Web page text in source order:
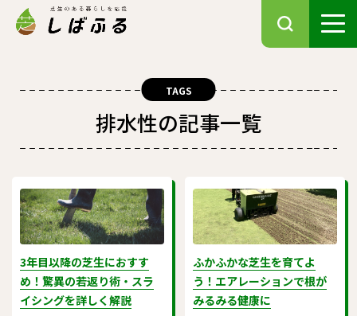
TAGS
排水性の記事一覧
3年目以降の芝生におすす
め！驚異の若返り術・スラ
イシングを詳しく解説
ふかふかな芝生を育てよ
う！エアレーションで根が
みるみる健康に